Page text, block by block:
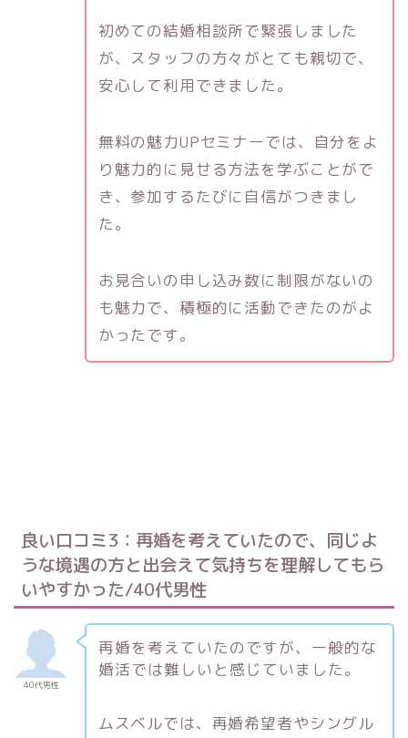
初めての結婚相談所で緊張しました
が、スタッフの方々がとても親切で、
安心して利用できました。
無料の魅力UPセミナーでは、自分をよ
り魅力的に見せる方法を学ぶことがで
き、参加するたびに自信がつきまし
た。
お見合いの申し込み数に制限がないの
も魅力で、積極的に活動できたのがよ
かったです。
良い口コミ3：再婚を考えていたので、同じよ
うな境遇の方と出会えて気持ちを理解してもら
いやすかった/40代男性
40代男性
再婚を考えていたのですが、一般的な
婚活では難しいと感じていました。
ムスベルでは、再婚希望者やシングル